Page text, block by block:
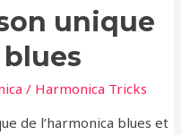
unique
/ Harmonica Tricks
de l’harmonica blues et